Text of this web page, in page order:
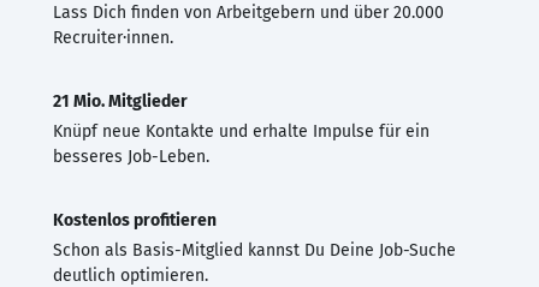
Lass Dich finden von Arbeitgebern und über 20.000
Recruiter·innen.
21 Mio. Mitglieder
Knüpf neue Kontakte und erhalte Impulse für ein
besseres Job-Leben.
Kostenlos profitieren
Schon als Basis-Mitglied kannst Du Deine Job-Suche
deutlich optimieren.